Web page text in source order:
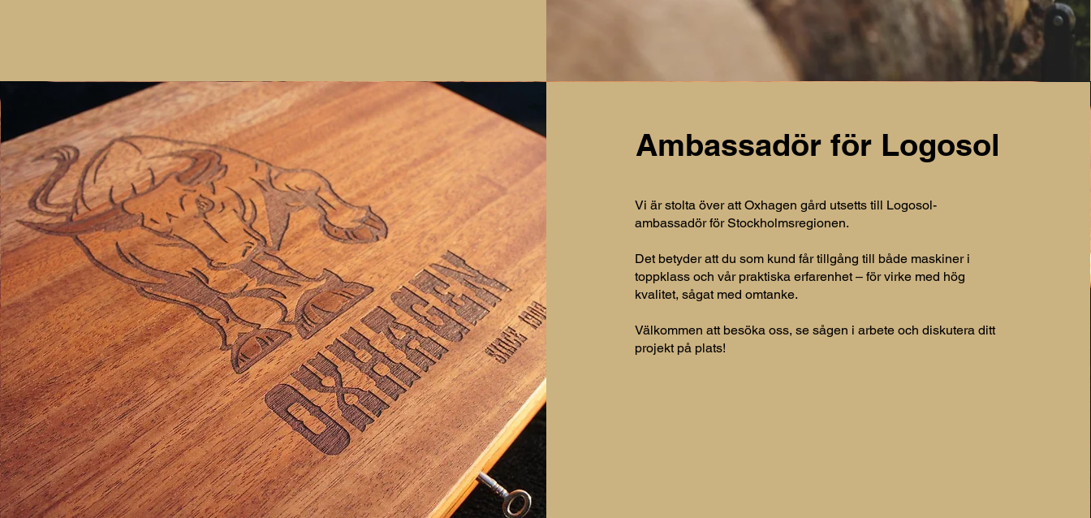
Ambassadör för Logosol
Vi är stolta över att Oxhagen gård utsetts till Logosol-
ambassadör för Stockholmsregionen.
Det betyder att du som kund får tillgång till både maskiner i
toppklass och vår praktiska erfarenhet – för virke med hög
kvalitet, sågat med omtanke.
Välkommen att besöka oss, se sågen i arbete och diskutera ditt
projekt på plats!